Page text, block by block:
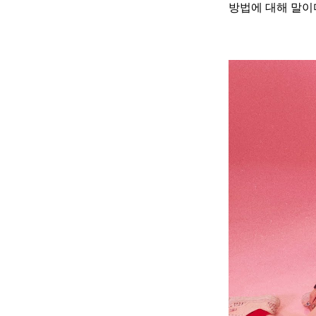
방법에 대해 말이